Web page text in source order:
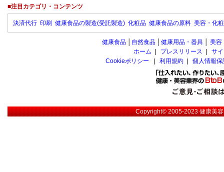
■注目カテゴリ・コンテンツ
決済代行 印刷 健康食品の製造(受託製造) 化粧品 健康食品の原料 美容・化
健康食品 自然食品 健康用品・器具 美容
ホーム
プレスリリース
サ
Cookieポリシー
利用規約 個人情報
Copyright© 2005-2023健康美